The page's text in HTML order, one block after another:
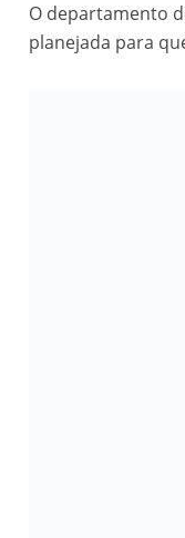
O departamento
planejada para